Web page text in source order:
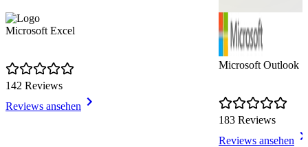
Microsoft Excel
142 Reviews
Reviews ansehen
Microsoft Outlook
183 Reviews
Reviews ansehen